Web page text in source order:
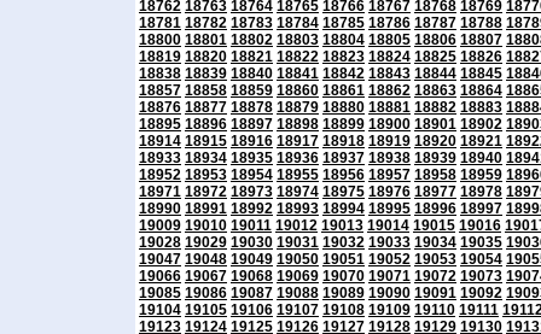
18762 18763 18764 18765 18766 18767 18768 18769
18781 18782 18783 18784 18785 18786 18787 18788
18800 18801 18802 18803 18804 18805 18806 18807
18819 18820 18821 18822 18823 18824 18825 18826
18838 18839 18840 18841 18842 18843 18844 18845
18857 18858 18859 18860 18861 18862 18863 18864
18876 18877 18878 18879 18880 18881 18882 18883
18895 18896 18897 18898 18899 18900 18901 18902
18914 18915 18916 18917 18918 18919 18920 18921
18933 18934 18935 18936 18937 18938 18939 18940
18952 18953 18954 18955 18956 18957 18958 18959
18971 18972 18973 18974 18975 18976 18977 18978
18990 18991 18992 18993 18994 18995 18996 18997
19009 19010 19011 19012 19013 19014 19015 19016
19028 19029 19030 19031 19032 19033 19034 19035
19047 19048 19049 19050 19051 19052 19053 19054
19066 19067 19068 19069 19070 19071 19072 19073
19085 19086 19087 19088 19089 19090 19091 19092
19104 19105 19106 19107 19108 19109 19110 19111
19123 19124 19125 19126 19127 19128 19129 19130